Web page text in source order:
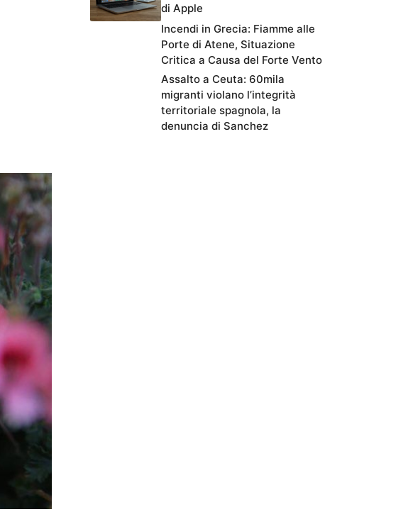
di Apple
Incendi in Grecia: Fiamme alle
Porte di Atene, Situazione
Critica a Causa del Forte Vento
Assalto a Ceuta: 60mila
migranti violano l’integrità
territoriale spagnola, la
denuncia di Sanchez